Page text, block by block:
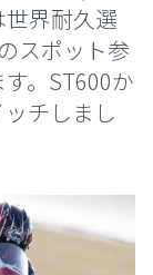
界耐久選
スポット参
。ST600か
チしまし